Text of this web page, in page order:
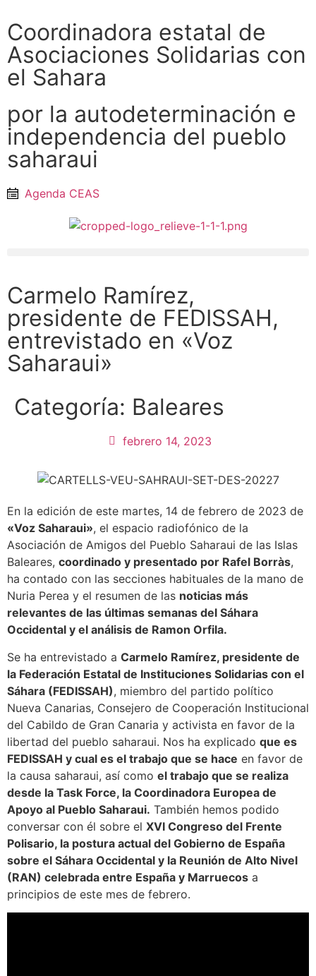
Coordinadora estatal de
Asociaciones Solidarias con
el Sahara
por la autodeterminación e
independencia del pueblo
saharaui
Agenda CEAS
Carmelo Ramírez,
presidente de FEDISSAH,
entrevistado en «Voz
Saharaui»
Categoría: Baleares
febrero 14, 2023
En la edición de este martes, 14 de febrero de 2023 de
«Voz Saharaui», el espacio radiofónico de la
Asociación de Amigos del Pueblo Saharaui de las Islas
Baleares, coordinado y presentado por Rafel Borràs,
ha contado con las secciones habituales de la mano de
Nuria Perea y el resumen de las noticias más
relevantes de las últimas semanas del Sáhara
Occidental y el análisis de Ramon Orfila.
Se ha entrevistado a Carmelo Ramírez, presidente de
la Federación Estatal de Instituciones Solidarias con el
Sáhara (FEDISSAH), miembro del partido político
Nueva Canarias, Consejero de Cooperación Institucional
del Cabildo de Gran Canaria y activista en favor de la
libertad del pueblo saharaui. Nos ha explicado que es
FEDISSAH y cual es el trabajo que se hace en favor de
la causa saharaui, así como el trabajo que se realiza
desde la Task Force, la Coordinadora Europea de
Apoyo al Pueblo Saharaui. También hemos podido
conversar con él sobre el XVI Congreso del Frente
Polisario, la postura actual del Gobierno de España
sobre el Sáhara Occidental y la Reunión de Alto Nivel
(RAN) celebrada entre España y Marruecos a
principios de este mes de febrero.